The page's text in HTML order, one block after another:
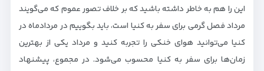
این را هم به خاطر داشته باشید که بر خلاف تصور عموم که می‌گویند
مرداد فصل گرمی برای سفر به کنیا است، باید بگوییم در مردادماه در
کنیا می‌توانید هوای خنکی را تجربه کنید و مرداد یکی از بهترین
زمان‌ها برای سفر به کنیا محسوب می‌شود. در مجموع، پیشنهاد